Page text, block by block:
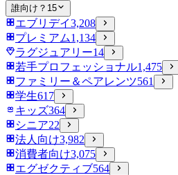
誰向け？ 15
エブリデイ3,208
プレミアム1,134
ラグジュアリー14
若手プロフェッショナル1,475
ファミリー＆ペアレンツ561
学生617
キッズ364
シニア22
法人向け3,982
消費者向け3,075
エグゼクティブ564